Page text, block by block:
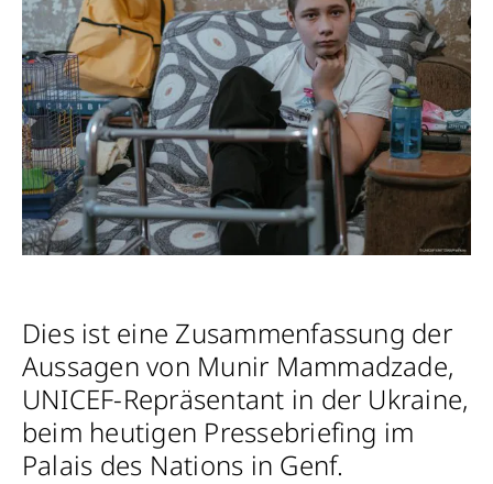
Dies ist eine Zusammenfassung der
Aussagen von Munir Mammadzade,
UNICEF-Repräsentant in der Ukraine,
beim heutigen Pressebriefing im
Palais des Nations in Genf.